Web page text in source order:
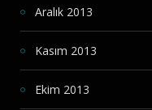
Aralık 2013
Kasım 2013
Ekim 2013